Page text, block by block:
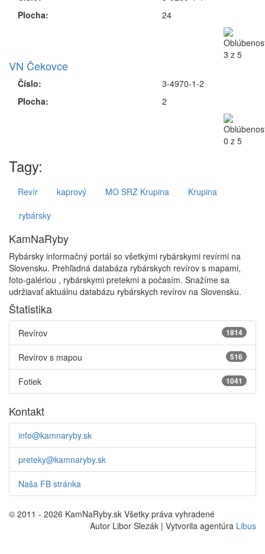
Plocha:
24
VN Čekovce
Číslo:
Plocha:
3-4970-1-2
2
Tagy:
Revír kaprový MO SRZ Krupina
Krupina
rybársky
KamNaRyby
Rybársky informačný portál so všetkými rybárskymi revírmi na
Slovensku. Prehľadná databáza rybárskych revírov s mapami,
foto-galériou , rybárskymi pretekmi a počasím. Snažíme sa
udržiavať aktuálnu databázu rybárskych revírov na Slovensku.
Štatistika
1814
Revírov
516
Revírov s mapou
1041
Fotiek
Kontakt
info@kamnaryby.sk
preteky@kamnaryby.sk
Naša FB stránka
© 2011 - 2026 KamNaRyby.sk Všetky práva vyhradené
Autor Libor Slezák | Vytvorila agentúra Libus